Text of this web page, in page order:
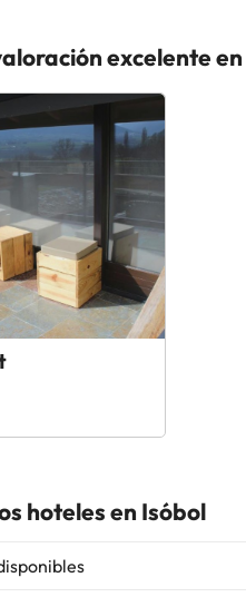
excelente
hoteles en Isóbol